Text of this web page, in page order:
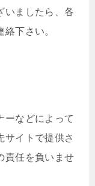
いましたら、各
下さい。
ーなどによって
サイトで提供さ
責任を負いませ